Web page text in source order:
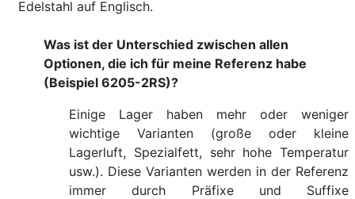
Edelstahl auf Englisch.
Was ist der Unterschied zwischen allen
Optionen, die ich für meine Referenz habe
(Beispiel 6205-2RS)?
Einige Lager haben mehr oder weniger
wichtige Varianten (große oder kleine
Lagerluft, Spezialfett, sehr hohe Temperatur
usw.). Diese Varianten werden in der Referenz
immer durch Präfixe und Suffixe